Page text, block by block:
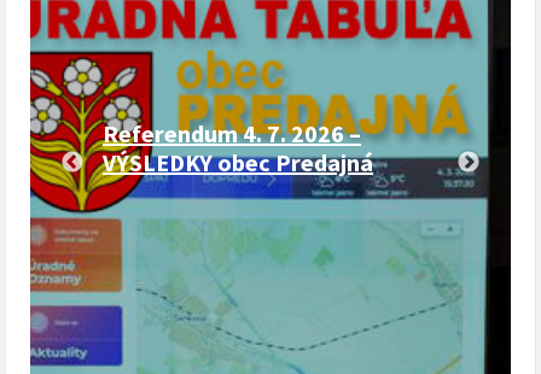
Referendum 4. 7. 2026 –
VÝSLEDKY obec Predajná